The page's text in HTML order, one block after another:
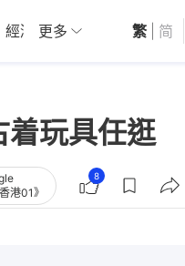
經濟 01深圳 觀點
更多 繁 简
玩具任逛
港01》
8